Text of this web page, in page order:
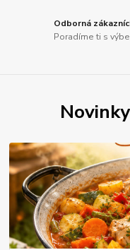
Odborná
Poradíme ti s